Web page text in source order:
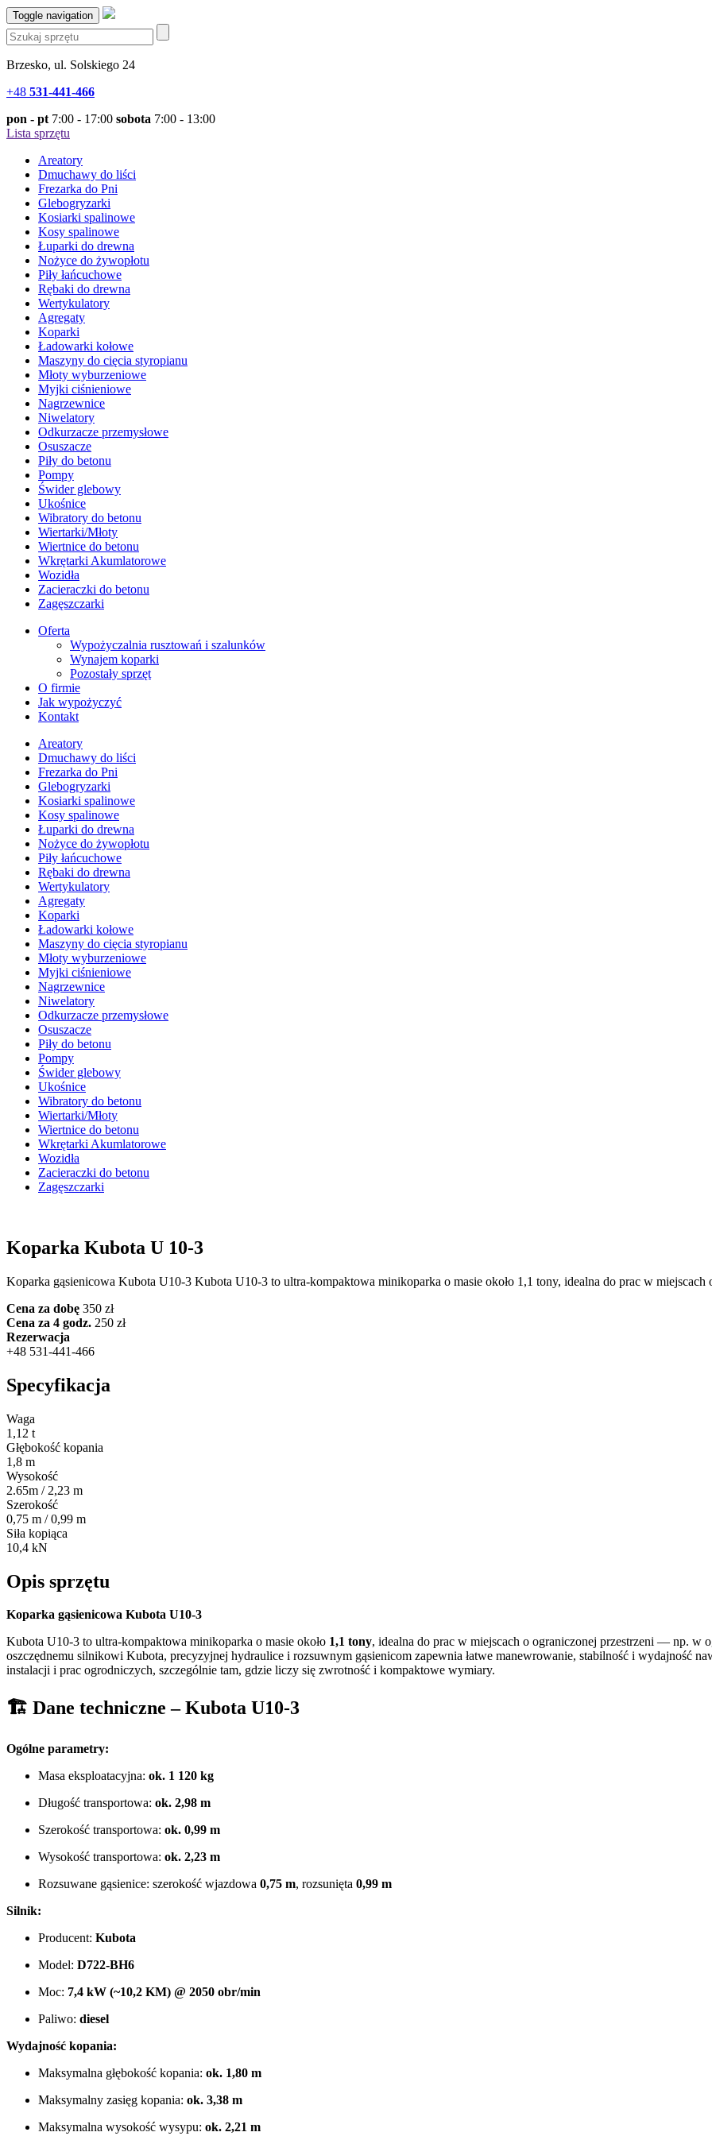
Toggle navigation
Brzesko, ul. Solskiego 24
+48 531-441-466
pon - pt 7:00 - 17:00 sobota 7:00 - 13:00
Lista sprzętu
Areatory
Dmuchawy do liści
Frezarka do Pni
Glebogryzarki
Kosiarki spalinowe
Kosy spalinowe
Łuparki do drewna
Nożyce do żywopłotu
Piły łańcuchowe
Rębaki do drewna
Wertykulatory
Agregaty
Koparki
Ładowarki kołowe
Maszyny do cięcia styropianu
Młoty wyburzeniowe
Myjki ciśnieniowe
Nagrzewnice
Niwelatory
Odkurzacze przemysłowe
Osuszacze
Piły do betonu
Pompy
Świder glebowy
Ukośnice
Wibratory do betonu
Wiertarki/Młoty
Wiertnice do betonu
Wkrętarki Akumlatorowe
Wozidła
Zacieraczki do betonu
Zagęszczarki
Oferta
Wypożyczalnia rusztowań i szalunków
Wynajem koparki
Pozostały sprzęt
O firmie
Jak wypożyczyć
Kontakt
Areatory
Dmuchawy do liści
Frezarka do Pni
Glebogryzarki
Kosiarki spalinowe
Kosy spalinowe
Łuparki do drewna
Nożyce do żywopłotu
Piły łańcuchowe
Rębaki do drewna
Wertykulatory
Agregaty
Koparki
Ładowarki kołowe
Maszyny do cięcia styropianu
Młoty wyburzeniowe
Myjki ciśnieniowe
Nagrzewnice
Niwelatory
Odkurzacze przemysłowe
Osuszacze
Piły do betonu
Pompy
Świder glebowy
Ukośnice
Wibratory do betonu
Wiertarki/Młoty
Wiertnice do betonu
Wkrętarki Akumlatorowe
Wozidła
Zacieraczki do betonu
Zagęszczarki
Koparka Kubota U 10-3
Koparka gąsienicowa Kubota U10-3 Kubota U10-3 to ultra-kompaktowa minikoparka o masie około 1,1 tony, idealna do prac w
Cena za dobę 350 zł
Cena za 4 godz. 250 zł
Rezerwacja
+48 531-441-466
Specyfikacja
Waga
1,12 t
Głębokość kopania
1,8 m
Wysokość
2.65m / 2,23 m
Szerokość
0,75 m / 0,99 m
Siła kopiąca
10,4 kN
Opis sprzętu
Koparka gąsienicowa Kubota U10-3
Kubota U10-3 to ultra-kompaktowa minikoparka o masie około 1,1 tony, idealna do prac w miejscach o ograniczonej przestrzeni — np. w
oszczędnemu silnikowi Kubota, precyzyjnej hydraulice i rozsuwnym gąsienicom zapewnia łatwe manewrowanie, stabilność i wydajność
instalacji i prac ogrodniczych, szczególnie tam, gdzie liczy się zwrotność i kompaktowe wymiary.
🏗️ Dane techniczne – Kubota U10-3
Ogólne parametry:
Masa eksploatacyjna: ok. 1 120 kg
Długość transportowa: ok. 2,98 m
Szerokość transportowa: ok. 0,99 m
Wysokość transportowa: ok. 2,23 m
Rozsuwane gąsienice: szerokość wjazdowa 0,75 m, rozsunięta 0,99 m
Silnik:
Producent: Kubota
Model: D722-BH6
Moc: 7,4 kW (~10,2 KM) @ 2050 obr/min
Paliwo: diesel
Wydajność kopania:
Maksymalna głębokość kopania: ok. 1,80 m
Maksymalny zasięg kopania: ok. 3,38 m
Maksymalna wysokość wysypu: ok. 2,21 m